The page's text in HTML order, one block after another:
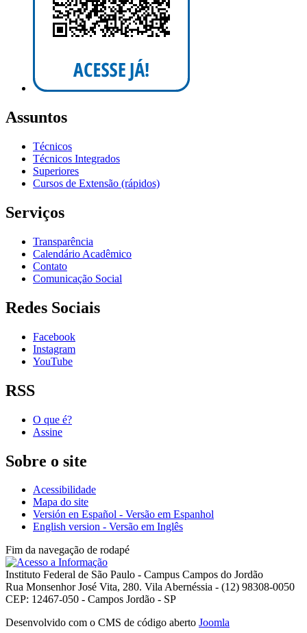
Assuntos
Técnicos
Técnicos Integrados
Superiores
Cursos de Extensão (rápidos)
Serviços
Transparência
Calendário Acadêmico
Contato
Comunicação Social
Redes Sociais
Facebook
Instagram
YouTube
RSS
O que é?
Assine
Sobre o site
Acessibilidade
Mapa do site
Versión en Español - Versão em Espanhol
English version - Versão em Inglês
Fim da navegação de rodapé
Instituto Federal de São Paulo - Campus Campos do Jordão
Rua Monsenhor José Vita, 280. Vila Abernéssia - (12) 98308-0050
CEP: 12467-050 - Campos Jordão - SP
Desenvolvido com o CMS de código aberto Joomla